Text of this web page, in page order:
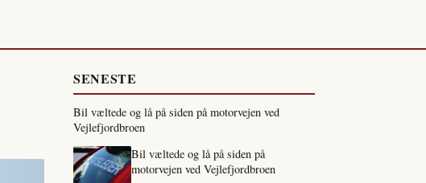
SENESTE
Bil væltede og lå på siden på motorvejen ved
Vejlefjordbroen
Bil væltede og lå på siden på
motorvejen ved Vejlefjordbroen